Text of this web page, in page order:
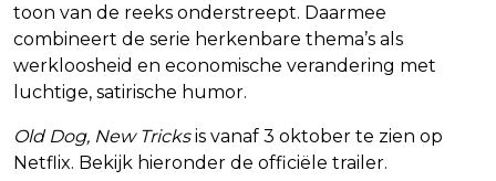
toon van de reeks onderstreept. Daarmee
combineert de serie herkenbare thema’s als
werkloosheid en economische verandering met
luchtige, satirische humor.
Old Dog, New Tricksis vanaf 3 oktober te zien op
Netflix. Bekijk hieronder de officiële trailer.